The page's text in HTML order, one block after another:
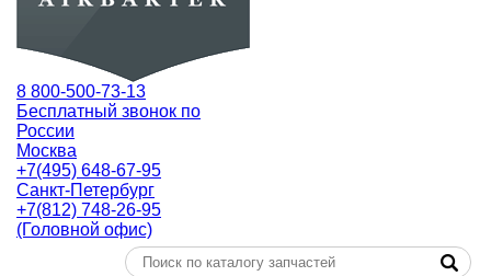
8 800-500-73-13
Бесплатный звонок по
России
Москва
+7(495) 648-67-95
Санкт-Петербург
+7(812) 748-26-95
(Головной офис)